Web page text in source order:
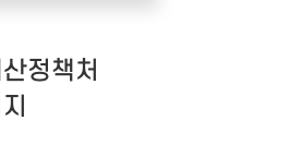
정책처